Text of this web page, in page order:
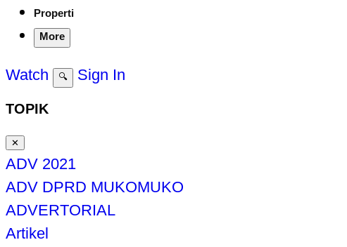
Properti
More
Watch 🔍 Sign In
TOPIK
✕
ADV 2021
ADV DPRD MUKOMUKO
ADVERTORIAL
Artikel